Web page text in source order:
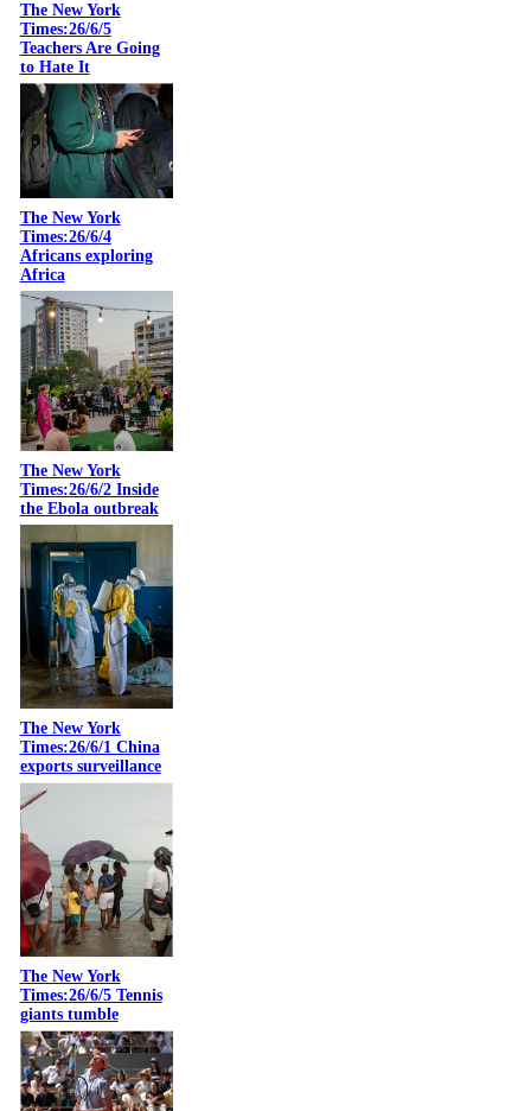
The New York
Times:26/6/5
Teachers Are Going
to Hate It
The New York
Times:26/6/4
Africans exploring
Africa
The New York
Times:26/6/2 Inside
the Ebola outbreak
The New York
Times:26/6/1 China
exports surveillance
The New York
Times:26/6/5 Tennis
giants tumble